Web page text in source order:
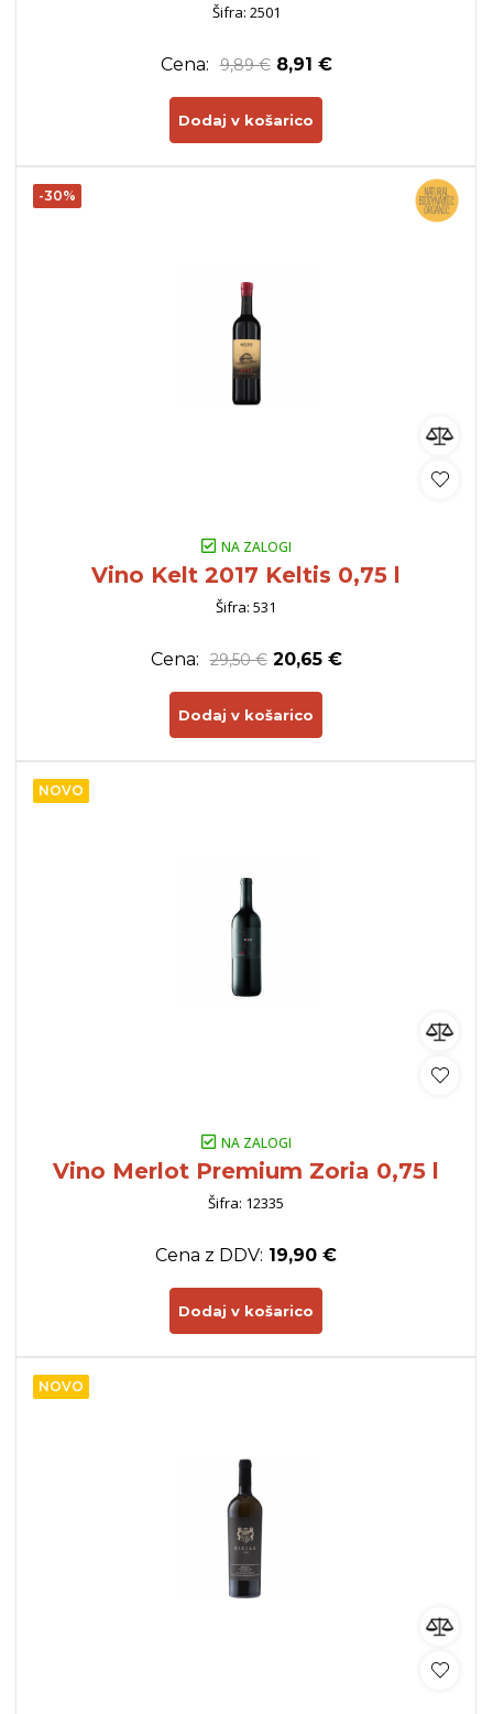
Šifra: 2501
Cena: 9,89 € 8,91 €
Dodaj v košarico
-30%
NA ZALOGI
Vino Kelt 2017 Keltis 0,75 l
Šifra: 531
Cena: 29,50 € 20,65 €
Dodaj v košarico
NOVO
NA ZALOGI
Vino Merlot Premium Zoria 0,75 l
Šifra: 12335
Cena z DDV: 19,90 €
Dodaj v košarico
NOVO